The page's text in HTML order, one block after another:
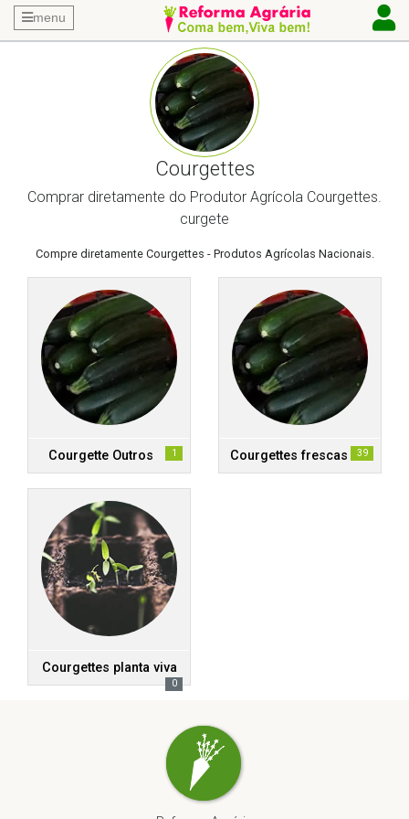
menu
Courgettes
Comprar diretamente do Produtor Agrícola Courgettes.
curgete
Compre diretamente Courgettes - Produtos Agrícolas Nacionais.
Courgette Outros 1 Courgettes frescas 39
Courgettes planta viva
0